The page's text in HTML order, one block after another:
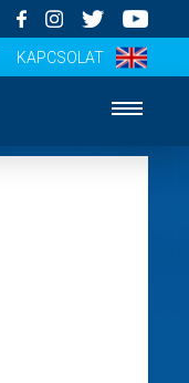
KAPCSOLAT